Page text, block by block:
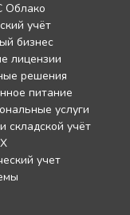
Облако
учёт
бизнес
лицензии
решения
питание
услуги
складской учёт
учет